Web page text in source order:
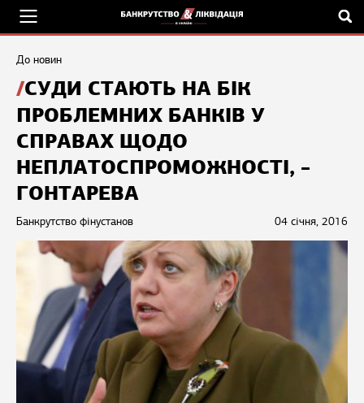
До новин
СУДИ СТАЮТЬ НА БІК
ПРОБЛЕМНИХ БАНКІВ У
СПРАВАХ ЩОДО
НЕПЛАТОСПРОМОЖНОСТІ, –
ГОНТАРЕВА
04 січня, 2016
Банкрутство фінустанов